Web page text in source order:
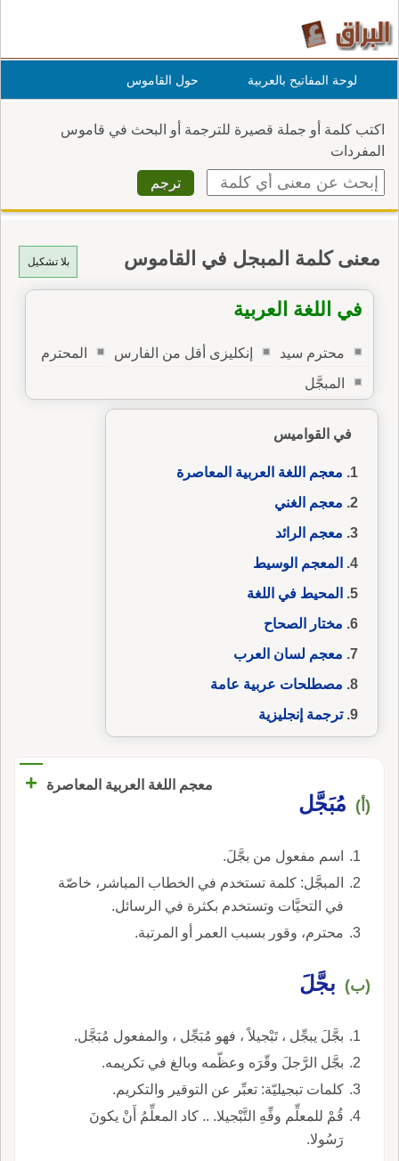
لوحة المفاتيح بالعربية حول القاموس
اكتب كلمة أو جملة قصيرة للترجمة أو البحث في قاموس
المفردات
بلا تشكيل معنى كلمة المبجل في القاموس
في اللغة العربية
محترم سيد إنكليزى أقل من الفارس
المحترم
المبجَّل
في القواميس
معجم اللغة العربية المعاصرة
معجم الغني
معجم الرائد
المعجم الوسيط
المحيط في اللغة
مختار الصحاح
معجم لسان العرب
مصطلحات عربية عامة
ترجمة إنجليزية
معجم اللغة العربية المعاصرة +
(أ) مُبَجَّل
اسم مفعول من بجَّلَ.
المبجَّل: كلمة تستخدم في الخطاب المباشر، خاصّة
في التحيَّات وتستخدم بكثرة في الرسائل.
محترم، وقور بسبب العمر أو المرتبة.
(ب) بجَّلَ
بجَّلَ يبجِّل ، تَبْجيلاً ، فهو مُبَجِّل ، والمفعول مُبَجَّل.
بجَّل الرَّجلَ وقّرَه وعظّمه وبالغ في تكريمه.
كلمات تبجيليّة: تعبِّر عن التوقير والتكريم.
قُمْ للمعلِّم وفِّهِ التَّبْجيلا. .. كاد المعلِّمُ أَنْ يكونَ
رَسُولا.